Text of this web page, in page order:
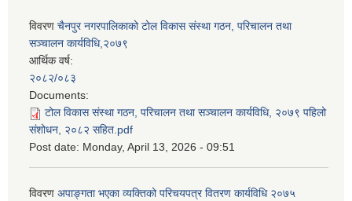
विवरण चैनपुर नगरपालिकाको टोल विकास संस्था गठन, परिचालन तथा
सञ्चालन कार्यविधि,२०७९
आर्थिक वर्ष:
२०८२/०८३
Documents:
टोल विकास संस्था गठन, परिचालन तथा सञ्चालन कार्यविधि, २०७९ पहिलो
संशोधन, २०८२ सहित.pdf
Post date: Monday, April 13, 2026 - 09:51
विवरण अपाङ्गता भएका व्यक्तिको परिचयपत्र वितरण कार्यविधि २०७५